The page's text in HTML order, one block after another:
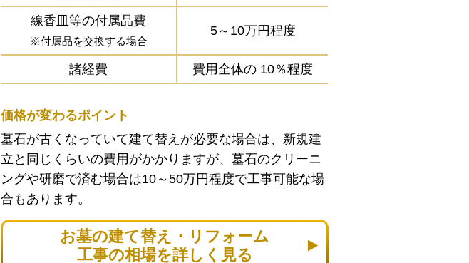
線香皿等の付属品費
※付属品を交換する場合
5～10万円程度
諸経費 費用全体の 10％程度
価格が変わるポイント
墓石が古くなっていて建て替えが必要な場合は、新規建
立と同じくらいの費用がかかりますが、墓石のクリーニ
ングや研磨で済む場合は10～50万円程度で工事可能な場
合もあります。
お墓の建て替え・リフォーム
工事の相場を詳しく見る